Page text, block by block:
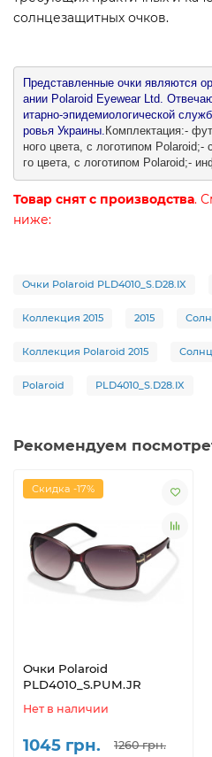
солнцезащитных очков.
Представленные очки являются
ании Polaroid Eyewear Ltd.
итарно-эпидемиологической
ровья Украины. Комплектация:-
ного цвета, с логотипом
го цвета, с логотипом Polaroid;-
Товар снят с производства.
ниже:
Очки Polaroid PLD4010_S.D28.IX
Коллекция 2015 2015
Коллекция Polaroid 2015
Polaroid PLD4010_S.D28.IX
Рекомендуем
Скидка -17%
Очки Polaroid
PLD4010_S.PUM.JR
Нет в наличии
1045 грн. 1260 грн.